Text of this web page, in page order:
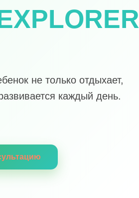
не только отдыхает,
каждый день.